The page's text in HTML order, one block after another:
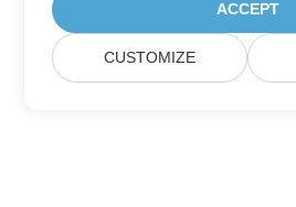
ACCEPT
CUSTOMIZE